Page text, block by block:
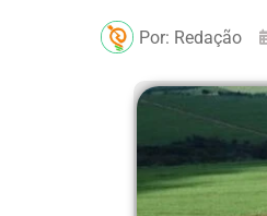
Por: Redação